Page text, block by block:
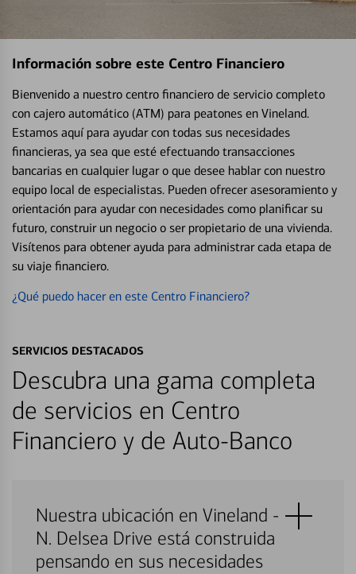
Información sobre este Centro Financiero
Bienvenido a nuestro centro financiero de servicio completo
con cajero automático (ATM) para peatones en Vineland.
Estamos aquí para ayudar con todas sus necesidades
financieras, ya sea que esté efectuando transacciones
bancarias en cualquier lugar o que desee hablar con nuestro
equipo local de especialistas. Pueden ofrecer asesoramiento y
orientación para ayudar con necesidades como planificar su
futuro, construir un negocio o ser propietario de una vivienda.
Visítenos para obtener ayuda para administrar cada etapa de
su viaje financiero.
¿Qué puedo hacer en este Centro Financiero?
SERVICIOS DESTACADOS
Descubra una gama completa
de servicios en Centro
Financiero y de Auto-Banco
Nuestra ubicación en Vineland -
N. Delsea Drive está construida
pensando en sus necesidades